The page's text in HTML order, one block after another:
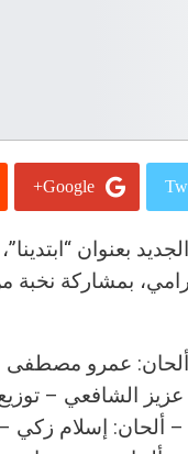
Google+
بمشاركة
عمرو مصطفى –
الشافعي –
– ألحان: إسلام زكي